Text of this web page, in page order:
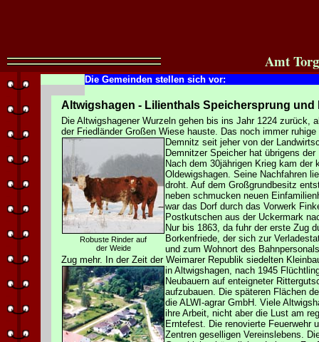
Amt
Die Gemeinden stellen sich vor:
Altwigshagen - Lilienthals Speichersprung und
Die Altwigshagener Wurzeln gehen bis ins Jahr 1224
der Friedländer Großen Wiese hauste. Das noch immer
Robuste Rinder auf
der Weide
Demnitz seit jeher von der
Demnitzer Speicher hat übrigens
Nach dem 30jährigen Krieg kam
Oldewigshagen. Seine Nachfahren
droht. Auf dem Großgrundbesitz
neben schmucken neuen
war das Dorf durch das Vorwerk
Postkutschen aus der Uckermark
Nur bis 1863, da fuhr der erste Zug
Borkenfriede, der sich zur
und zum Wohnort des
Zug mehr. In der Zeit der Weimarer Republik siedelten
in Altwigshagen, nach 1945
Neubauern auf enteigneter
aufzubauen. Die späteren Flächen
die ALWI-agrar GmbH. Viele
ihre Arbeit, nicht aber die Lust am
Erntefest. Die renovierte Feuerwehr
Zentren geselligen Vereinslebens.